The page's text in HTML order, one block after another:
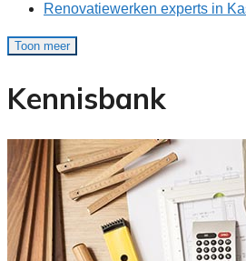
Renovatiewerken experts in
Toon meer
Kennisbank